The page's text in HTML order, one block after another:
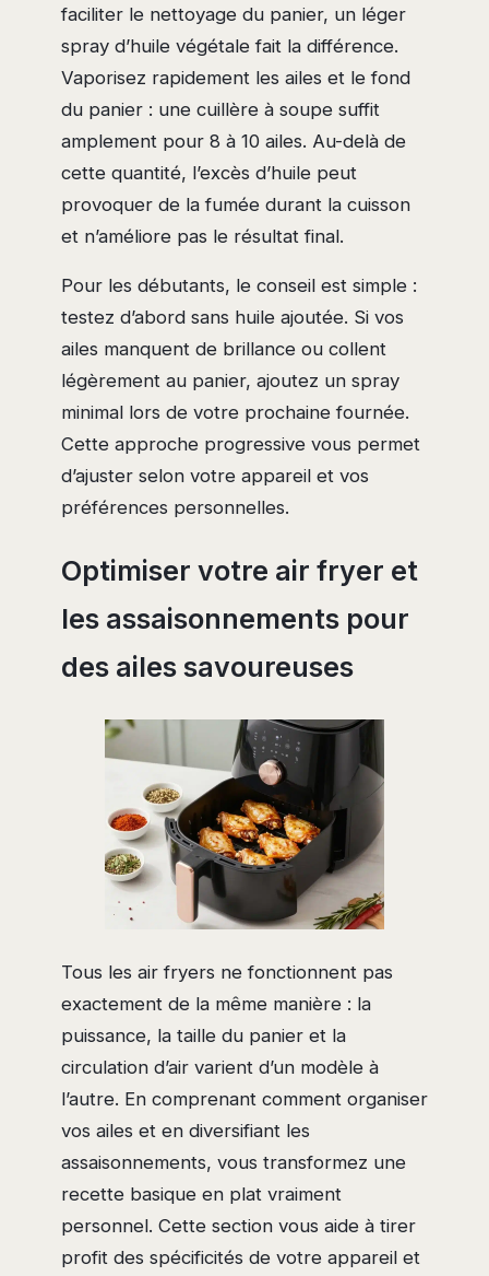
faciliter le nettoyage du panier, un léger
spray d’huile végétale fait la différence.
Vaporisez rapidement les ailes et le fond
du panier : une cuillère à soupe suffit
amplement pour 8 à 10 ailes. Au-delà de
cette quantité, l’excès d’huile peut
provoquer de la fumée durant la cuisson
et n’améliore pas le résultat final.
Pour les débutants, le conseil est simple :
testez d’abord sans huile ajoutée. Si vos
ailes manquent de brillance ou collent
légèrement au panier, ajoutez un spray
minimal lors de votre prochaine fournée.
Cette approche progressive vous permet
d’ajuster selon votre appareil et vos
préférences personnelles.
Optimiser votre air fryer et
les assaisonnements pour
des ailes savoureuses
Tous les air fryers ne fonctionnent pas
exactement de la même manière : la
puissance, la taille du panier et la
circulation d’air varient d’un modèle à
l’autre. En comprenant comment organiser
vos ailes et en diversifiant les
assaisonnements, vous transformez une
recette basique en plat vraiment
personnel. Cette section vous aide à tirer
profit des spécificités de votre appareil et